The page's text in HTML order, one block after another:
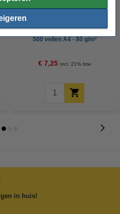
123inkt kopieerpapier 1 pak van
500 vellen A4 - 80 g/m²
€ 7,25 Incl. 21% btw
in huis!